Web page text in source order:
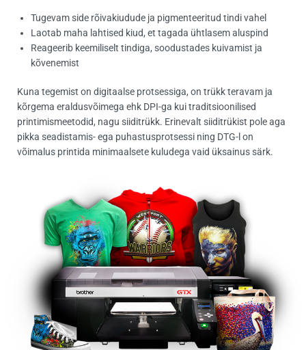
Tugevam side rõivakiudude ja pigmenteeritud tindi vahel
Laotab maha lahtised kiud, et tagada ühtlasem aluspind
Reageerib keemiliselt tindiga, soodustades kuivamist ja
kõvenemist
Kuna tegemist on digitaalse protsessiga, on trükk teravam ja
kõrgema eraldusvõimega ehk DPI-ga kui traditsioonilised
printimismeetodid, nagu siiditrükk. Erinevalt siiditrükist pole aga
pikka seadistamis- ega puhastusprotsessi ning DTG-l on
võimalus printida minimaalsete kuludega vaid üksainus särk.